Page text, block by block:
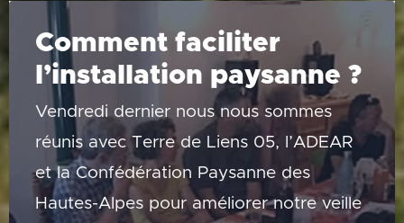
à
Comment faciliter
l’installation paysanne ?
Vendredi dernier nous nous sommes
réunis avec Terre de Liens 05, l’ADEAR
et la Confédération Paysanne des
Hautes-Alpes pour améliorer notre veille